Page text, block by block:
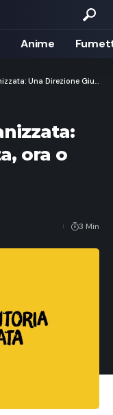
Anime
Direzione Giusta, ora o mai più!
ora o
3 Min